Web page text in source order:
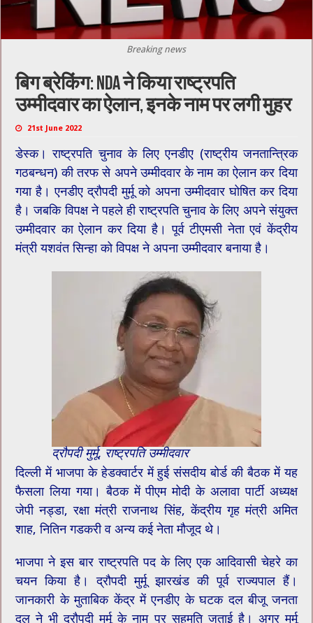
Breaking news
बिग ब्रेकिंग: NDA ने किया राष्ट्रपति
उम्मीदवार का ऐलान, इनके नाम पर लगी मुहर
21st June 2022
डेस्क। राष्ट्रपति चुनाव के लिए एनडीए (राष्ट्रीय जनतान्त्रिक
गठबन्धन) की तरफ से अपने उम्मीदवार के नाम का ऐलान कर दिया
गया है। एनडीए द्रौपदी मुर्मू को अपना उम्मीदवार घोषित कर दिया
है। जबकि विपक्ष ने पहले ही राष्ट्रपति चुनाव के लिए अपने संयुक्त
उम्मीदवार का ऐलान कर दिया है। पूर्व टीएमसी नेता एवं केंद्रीय
मंत्री यशवंत सिन्हा को विपक्ष ने अपना उम्मीदवार बनाया है।
द्रौपदी मुर्मू, राष्ट्रपति उम्मीदवार
दिल्ली में भाजपा के हेडक्वार्टर में हुई संसदीय बोर्ड की बैठक में यह
फैसला लिया गया। बैठक में पीएम मोदी के अलावा पार्टी अध्यक्ष
जेपी नड्डा, रक्षा मंत्री राजनाथ सिंह, केंद्रीय गृह मंत्री अमित
शाह, नितिन गडकरी व अन्य कई नेता मौजूद थे।
भाजपा ने इस बार राष्ट्रपति पद के लिए एक आदिवासी चेहरे का
चयन किया है। द्रौपदी मुर्मू झारखंड की पूर्व राज्यपाल हैं।
जानकारी के मुताबिक केंद्र में एनडीए के घटक दल बीजू जनता
दल ने भी द्रौपदी मुर्मू के नाम पर सहमति जताई है। अगर मुर्मू